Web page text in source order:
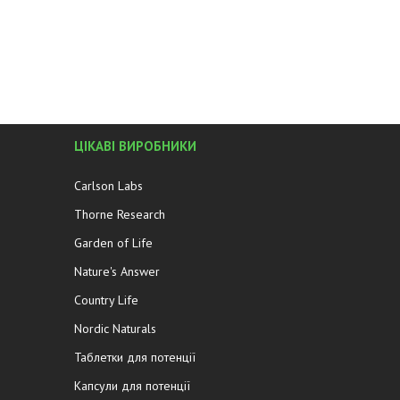
ЦІКАВІ ВИРОБНИКИ
Carlson Labs
Thorne Research
Garden of Life
Nature's Answer
Country Life
Nordic Naturals
Таблетки для потенції
Капсули для потенції